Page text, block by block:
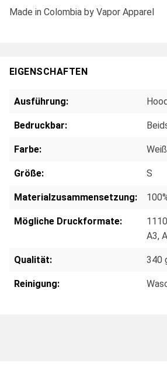
Made in Colombia by Vapor Apparel
EIGENSCHAFTEN
Ausführung:
Bedruckbar:
Farbe: Weiß
Größe: S
Materialzusammensetzung:
Mögliche Druckformate:
A3,
Qualität: 340
Reinigung: